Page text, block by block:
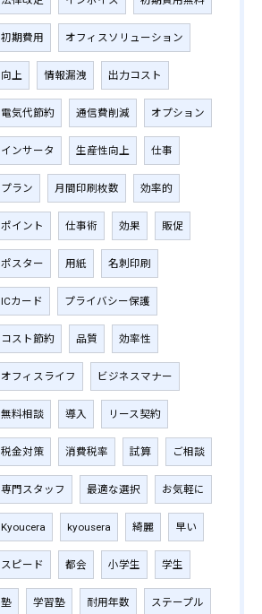
初期費用 オフィスソリューション
向上 情報漏洩 出力コスト
電気代節約 通信費削減 オプション
インサータ 生産性向上 仕事
プラン 月間印刷枚数 効率的
ポイント 仕事術 効果 販促
ポスター 用紙 名刺印刷
ICカード プライバシー保護
コスト節約 品質 効率性
オフィスライフ ビジネスマナー
無料相談 導入 リース契約
税金対策 消費税率 試算 ご相談
専門スタッフ 最適な選択 お気軽に
Kyoucera kyousera 綺麗 早い
スピード 都会 小学生 学生
塾 学習塾 耐用年数 ステープル